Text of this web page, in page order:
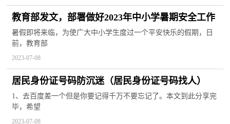
教育部发文，部署做好2023年中小学暑期安全工作
暑假即将来临，为使广大中小学生度过一个平安快乐的假期，日
前，教育部
2023-07-08
居民身份证号码防沉迷（居民身份证号码找人）
1、去百度差一个但是你要记得千万不要忘记了。本文到此分享完
毕，希望
2023-07-08